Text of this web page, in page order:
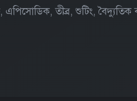
তীব্র, শুটিং, বৈদ্যুতিক